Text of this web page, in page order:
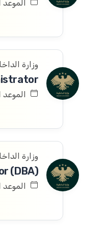
الموعد
وزارة
الموعد
وزارة
(DBA)
الموعد